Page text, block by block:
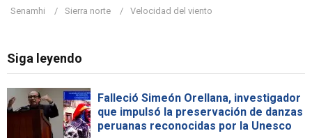
Senamhi
Sierra norte Velocidad del viento
Siga leyendo
Falleció Simeón Orellana, investigador
que impulsó la preservación de danzas
peruanas reconocidas por la Unesco